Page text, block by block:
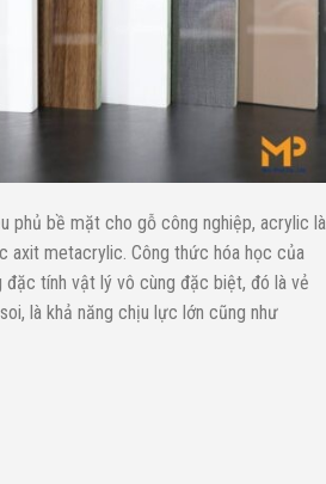
phủ bề mặt cho gỗ công nghiệp, acrylic là
axit metacrylic. Công thức hóa học của
đặc tính vật lý vô cùng đặc biệt, đó là vẻ
là khả năng chịu lực lớn cũng như